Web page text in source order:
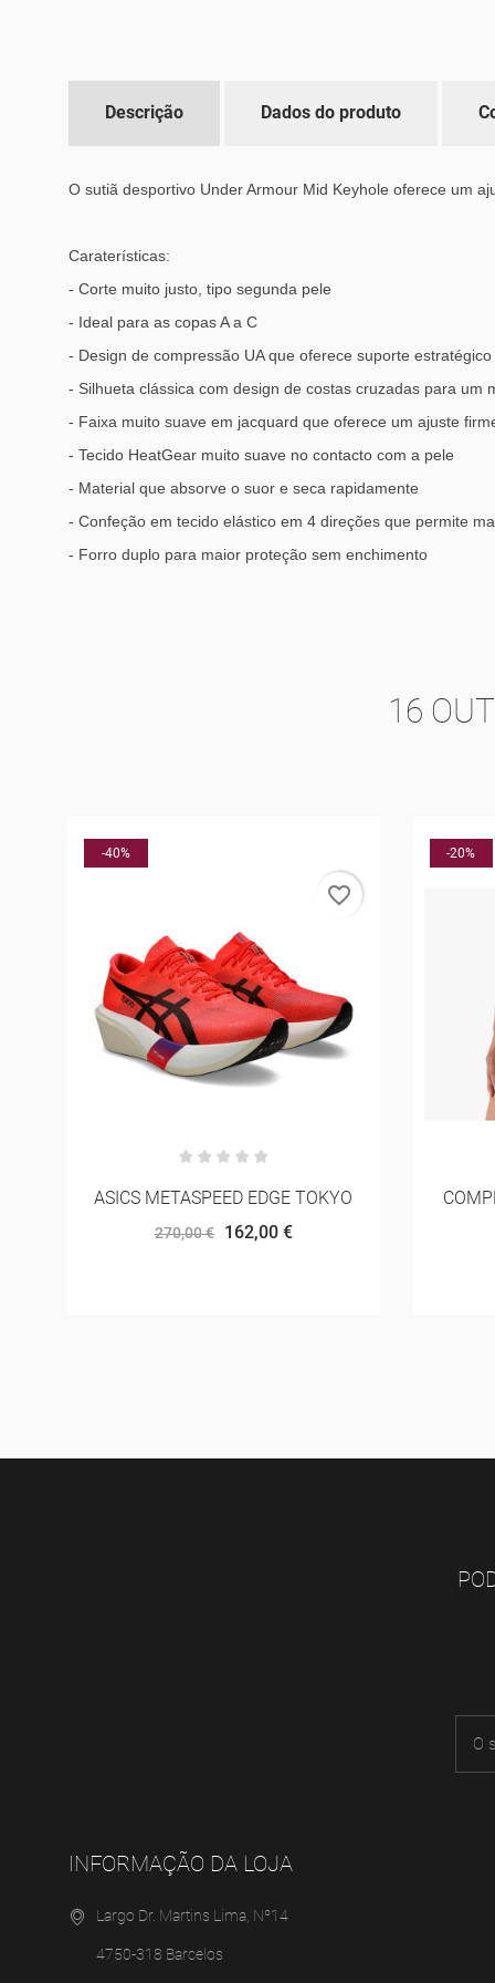
Descrição Dados do produto
O sutiã desportivo Under Armour Mid Keyhole oferece um
Caraterísticas:
- Corte muito justo, tipo segunda pele
- Ideal para as copas A a C
- Design de compressão UA que oferece suporte
- Silhueta clássica com design de costas cruzadas para
- Faixa muito suave em jacquard que oferece um ajuste
- Tecido HeatGear muito suave no contacto com a pele
- Material que absorve o suor e seca rapidamente
- Confeção em tecido elástico em 4 direções que permite
- Forro duplo para maior proteção sem enchimento
16
-20%
COMPRESSPORT TRAIL RACING
SHORT W
favorite_border
-30%
INFORMAÇÃO DA LOJA
Largo Dr. Martins Lima, Nº14
4750-318 Barcelos